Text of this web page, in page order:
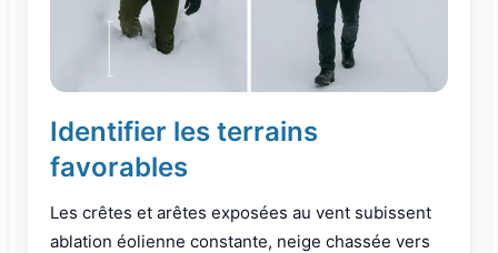
Identifier les terrains
favorables
Les crêtes et arêtes exposées au vent subissent
ablation éolienne constante, neige chassée vers